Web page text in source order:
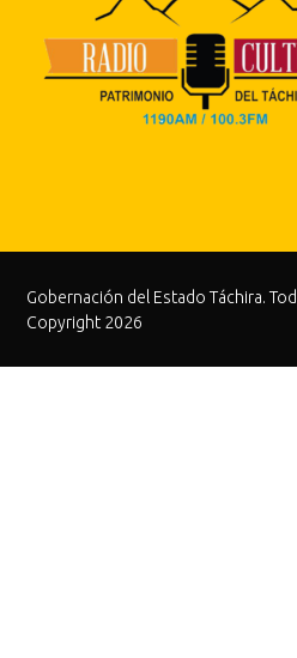
Gobernación del Estado Táchira.
Copyright 2026